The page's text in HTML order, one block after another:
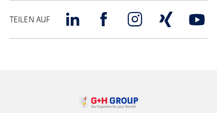
TEILEN AUF